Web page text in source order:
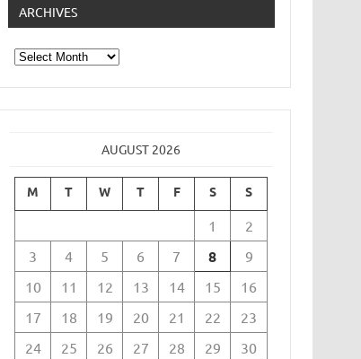
ARCHIVES
Archives
AUGUST 2026
M T W T F S S
1
2
3
4 5 6 7 8
9
10
11 12 13 14 15
16
17
18 19 20 21 22
23
24
25 26 27 28 29
30